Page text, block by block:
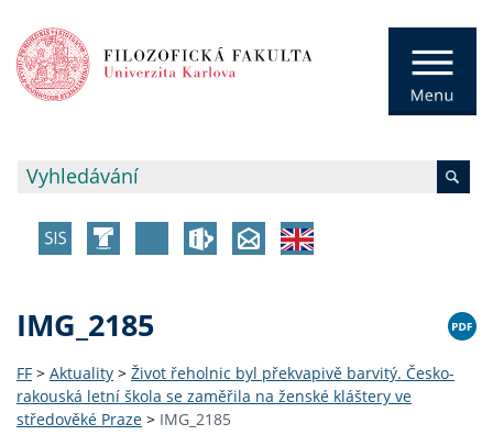
IMG_2185
FF > Aktuality > Život řeholnic byl překvapivě barvitý. Česko-
rakouská letní škola se zaměřila na ženské kláštery ve
středověké Praze > IMG_2185